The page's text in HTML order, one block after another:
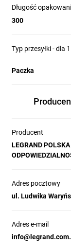
Długość
300
Typ przesyłki - dla
Paczka
Producent
LEGRAND
Adres pocztowy
ul. Ludwika
Adres e-mail